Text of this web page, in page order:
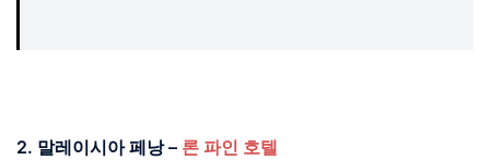
2. 말레이시아 페낭 – 론 파인 호텔